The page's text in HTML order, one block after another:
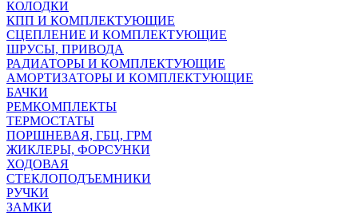
КОЛОДКИ
КПП И КОМПЛЕКТУЮЩИЕ
СЦЕПЛЕНИЕ И КОМПЛЕКТУЮЩИЕ
ШРУСЫ, ПРИВОДА
РАДИАТОРЫ И КОМПЛЕКТУЮЩИЕ
АМОРТИЗАТОРЫ И КОМПЛЕКТУЮЩИЕ
БАЧКИ
РЕМКОМПЛЕКТЫ
ТЕРМОСТАТЫ
ПОРШНЕВАЯ, ГБЦ, ГРМ
ЖИКЛЕРЫ, ФОРСУНКИ
ХОДОВАЯ
СТЕКЛОПОДЪЕМНИКИ
РУЧКИ
ЗАМКИ